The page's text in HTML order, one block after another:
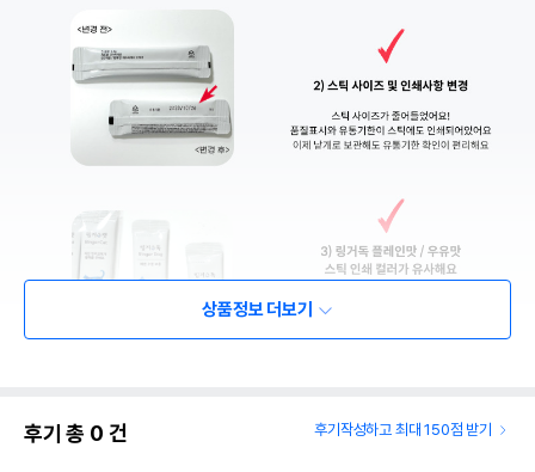
상품정보 더보기
후기 총 0 건 후기작성하고 최대 150점 받기